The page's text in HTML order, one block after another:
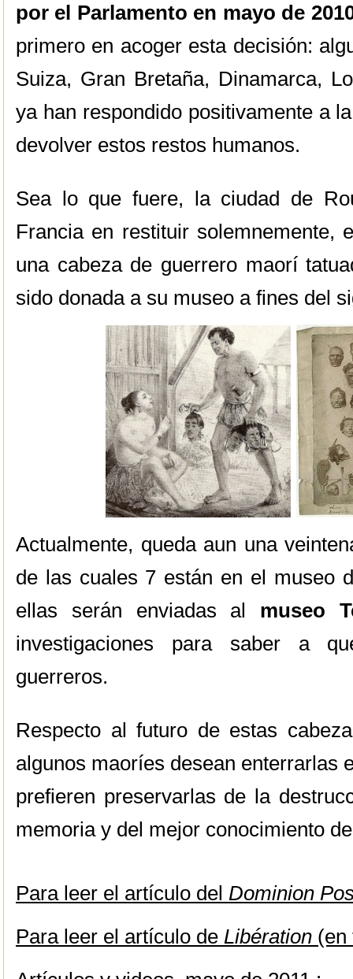
por el Parlamento en mayo de
primero en acoger esta decisión:
Suiza, Gran Bretaña, Dinamarca,
ya han respondido positivamente a
devolver estos restos humanos.
Sea lo que fuere, la ciudad de
Francia en restituir solemnemente,
una cabeza de guerrero maorí
sido donada a su museo a fines del
Actualmente, queda aun una
de las cuales 7 están en el museo
ellas serán enviadas al museo
investigaciones para saber a
guerreros.
Respecto al futuro de estas
algunos maoríes desean enterrarlas
prefieren preservarlas de la
memoria y del mejor conocimiento
Para leer el artículo del Dominion
Para leer el artículo de Libération (en